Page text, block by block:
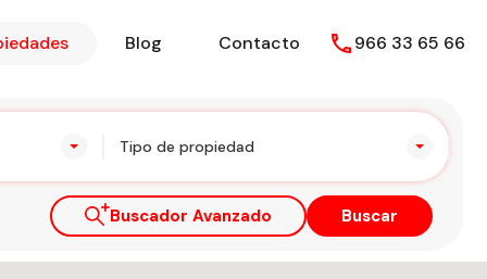
Blog Contacto 966 33 65 66
Tipo de propiedad
Buscador Avanzado Buscar